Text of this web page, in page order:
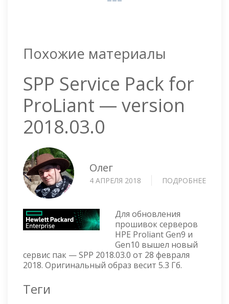
Похожие материалы
SPP Service Pack for
ProLiant — version
2018.03.0
Олег
4 АПРЕЛЯ 2018 ПОДРОБНЕЕ
Для обновления
прошивок серверов
HPE Proliant Gen9 и
Gen10 вышел новый
сервис пак — SPP 2018.03.0 от 28 февраля
2018. Оригинальный образ весит 5.3 Гб.
Теги